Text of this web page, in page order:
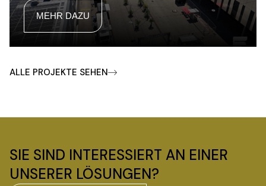
MEHR DAZU
ALLE PROJEKTE SEHEN
SIE SIND INTERESSIERT AN EINER
UNSERER LÖSUNGEN?